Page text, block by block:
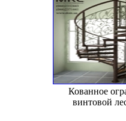
Кованное
винтовой